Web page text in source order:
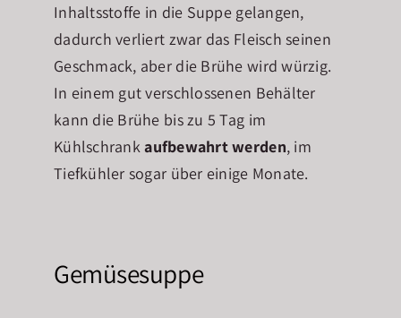
Inhaltsstoffe in die Suppe gelangen,
dadurch verliert zwar das Fleisch seinen
Geschmack, aber die Brühe wird würzig.
In einem gut verschlossenen Behälter
kann die Brühe bis zu 5 Tag im
Kühlschrankaufbewahrt werden, im
Tiefkühler sogar über einige Monate.
Gemüsesuppe